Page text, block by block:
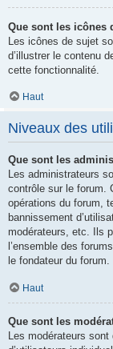
Que sont les icônes
Les icônes de sujet
d’illustrer le contenu
cette fonctionnalité.
Haut
Niveaux des
Que sont les
Les administrateurs
contrôle sur le forum.
opérations du forum,
bannissement
modérateurs, etc. Ils
l’ensemble des
le fondateur du forum.
Haut
Que sont les
Les modérateurs